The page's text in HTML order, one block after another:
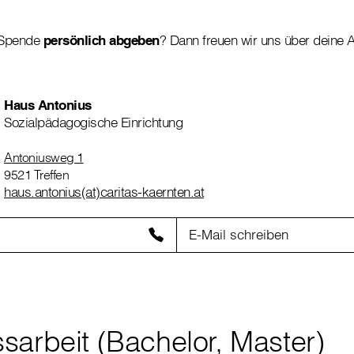
persönlich abgeben? Dann freuen wir uns über deine
Haus Antonius
Sozialpädagogische Einrichtung
Antoniusweg 1
9521 Treffen
haus.antonius(at)caritas-kaernten.at
E-Mail schreiben
(Bachelor, Master)